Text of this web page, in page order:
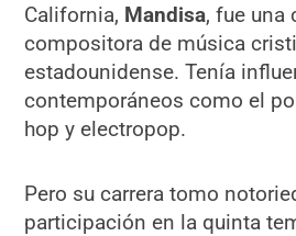
California, Mandisa, fue una
compositora de música
estadounidense. Tenía
contemporáneos como el
hop y electropop.
Pero su carrera tomo
participación en la quinta